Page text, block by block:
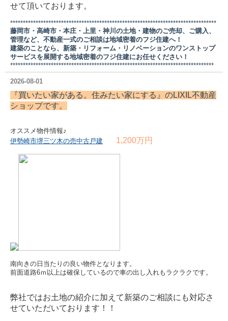
せて頂いております。
*********************************************************************************
藤岡市・高崎市・本庄・上里・神川の土地・建物のご売却、ご購入、
管理など、不動産一式のご相談は地域密着のフジ住建へ！
建築のことなら、新築・リフォーム・リノベーションのワンストップ
サービスを展開する地域密着のフジ住建にお任せください！
********************************************************************************
2026-08-01
『買いたい家がある。住みたい家にする』のLIXIL不動産
ショップです。
オススメ物件情報♪
伊勢崎市堺三ツ木の売中古戸建
1,200万円
南向きの日当たりの良い物件となります。
前面道路6ｍ以上は確保しているので車の出し入れもラクラクです。
弊社ではお土地の紹介に加えて新築のご相談にも対応さ
せていただいております！！